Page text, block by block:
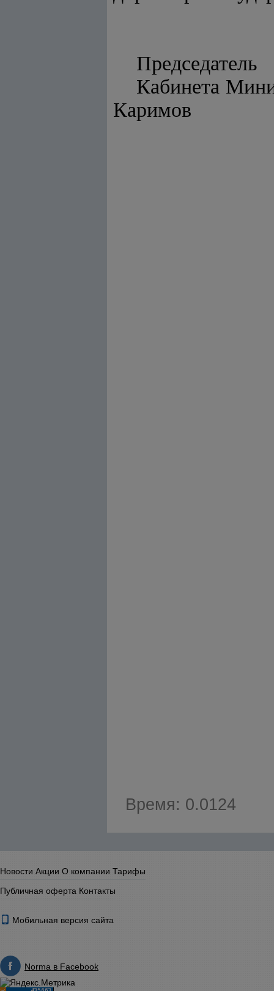
Председатель
Каримов
Время: 0.0124
Новости Акции О компании Тарифы
Публичная оферта Контакты
Мобильная версия сайта
Norma в Facebook